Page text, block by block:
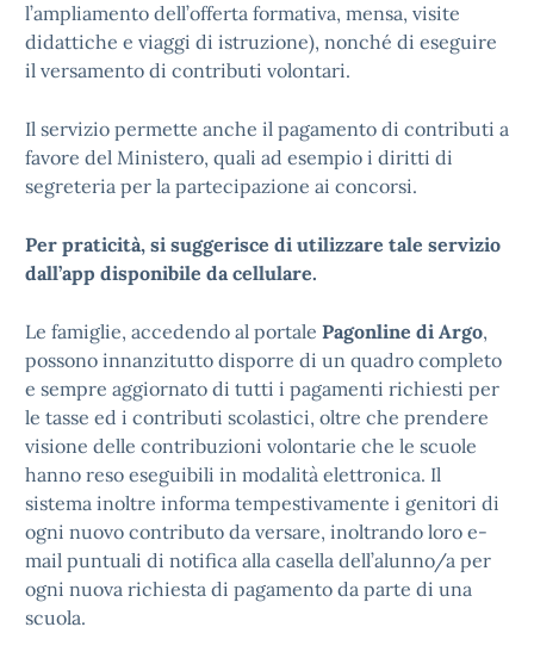
l’ampliamento dell’offerta formativa, mensa, visite
didattiche e viaggi di istruzione), nonché di eseguire
il versamento di contributi volontari.
Il servizio permette anche il pagamento di contributi a
favore del Ministero, quali ad esempio i diritti di
segreteria per la partecipazione ai concorsi.
Per praticità, si suggerisce di utilizzare tale servizio
dall’app disponibile da cellulare.
Le famiglie, accedendo al portale Pagonline di Argo,
possono innanzitutto disporre di un quadro completo
e sempre aggiornato di tutti i pagamenti richiesti per
le tasse ed i contributi scolastici, oltre che prendere
visione delle contribuzioni volontarie che le scuole
hanno reso eseguibili in modalità elettronica. Il
sistema inoltre informa tempestivamente i genitori di
ogni nuovo contributo da versare, inoltrando loro e-
mail puntuali di notifica alla casella dell’alunno/a per
ogni nuova richiesta di pagamento da parte di una
scuola.